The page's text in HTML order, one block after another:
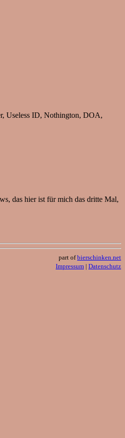
Useless ID, Nothington, DOA,
das hier ist für mich das dritte Mal,
part ofbierschinken.net
Impressum | Datenschutz